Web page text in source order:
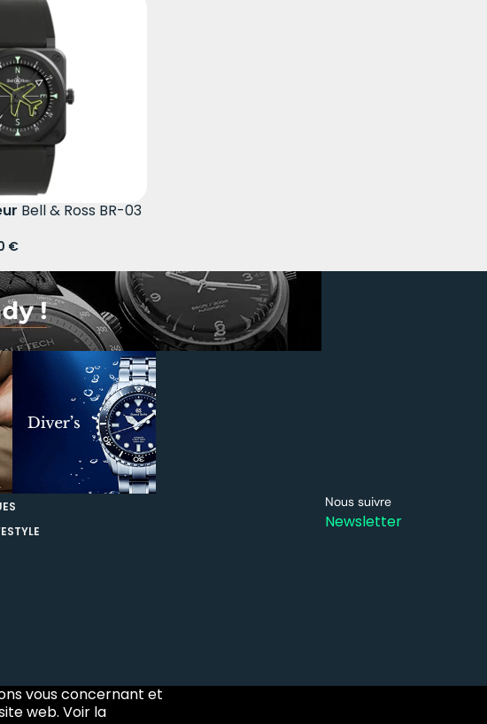
vous concernant et
web. Voir la
Bell & Ross BR-03
€
Nous suivre
Newsletter